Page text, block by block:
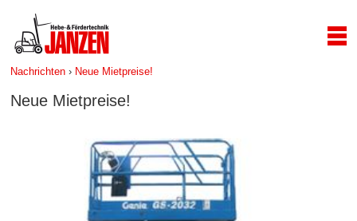
Nachrichten › Neue Mietpreise!
Neue Mietpreise!